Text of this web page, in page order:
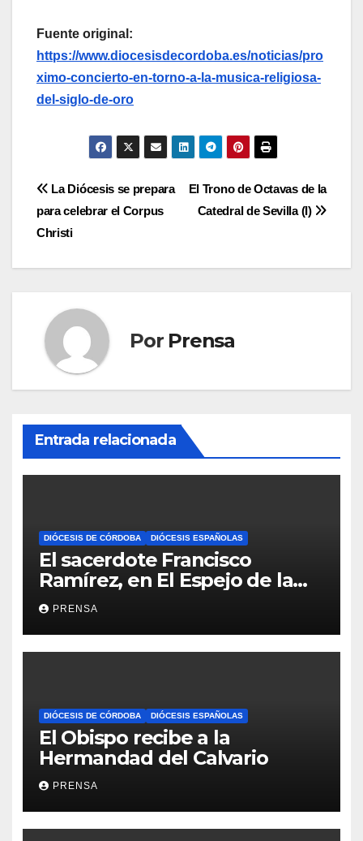
Fuente original:
https://www.diocesisdecordoba.es/noticias/pro
ximo-concierto-en-torno-a-la-musica-religiosa-
del-siglo-de-oro
Navegación
de
entradas
El Trono de Octavas de la
Catedral de Sevilla (I)
La Diócesis se prepara
para celebrar el Corpus
Christi
Por Prensa
Entrada relacionada
DIÓCESIS DE CÓRDOBA DIÓCESIS ESPAÑOLAS
El sacerdote Francisco
Ramírez, en El Espejo de la
Iglesia
PRENSA
DIÓCESIS DE CÓRDOBA DIÓCESIS ESPAÑOLAS
El Obispo recibe a la
Hermandad del Calvario
PRENSA